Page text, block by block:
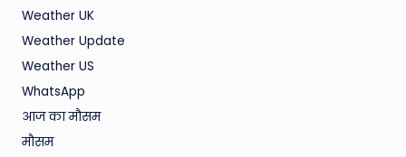
Weather UK
Weather Update
Weather US
WhatsApp
आज का मौसम
मौसम